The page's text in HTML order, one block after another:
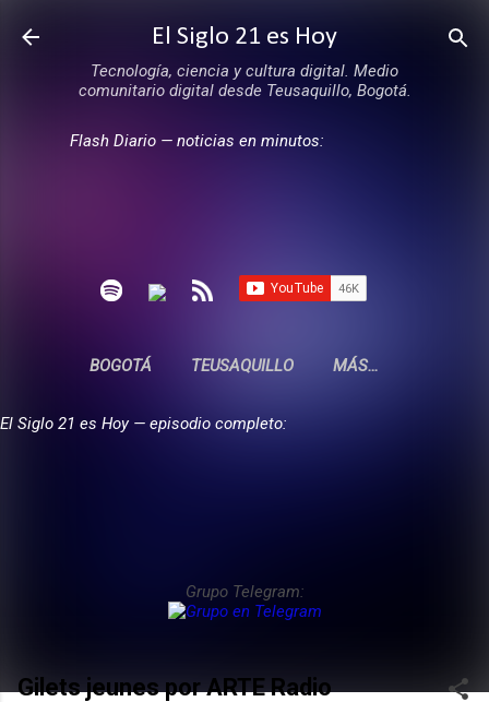
Ir al contenido principal
El Siglo 21 es Hoy
Tecnología, ciencia y cultura digital. Medio
comunitario digital desde Teusaquillo, Bogotá.
Flash Diario — noticias en minutos:
BOGOTÁ TEUSAQUILLO MÁS…
El Siglo 21 es Hoy — episodio completo:
Grupo Telegram:
Gilets jeunes por ARTE Radio